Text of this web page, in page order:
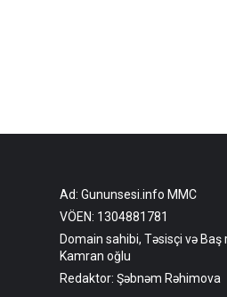
Ad: Gununsesi.info MMC
VÖEN: 1304881781
Domain sahibi, Təsisçi və
Kamran oğlu
Redaktor: Şəbnəm Rəhimova